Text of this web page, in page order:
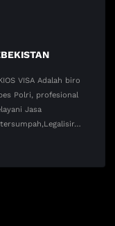
VISA Adalah biro
Polri, profesional
Jasa